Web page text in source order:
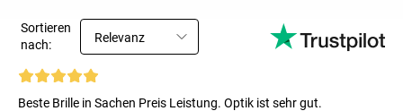
Sortieren
nach:
Relevanz
Beste Brille in Sachen Preis Leistung. Optik ist sehr gut.